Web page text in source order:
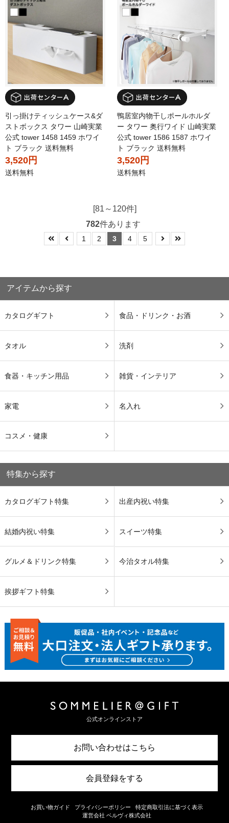
引っ掛けティッシュケース&ダ
ストボックス タワー 山崎実業
公式 tower 1458 1459 ホワイ
ト ブラック 送料無料
3,520円
送料無料
鴨居室内物干しポールホルダ
ー タワー 奥行ワイド 山崎実業
公式 tower 1586 1587 ホワイ
ト ブラック 送料無料
3,520円
送料無料
[81～120件]
782件あります
1 2 3 4 5
アイテムから探す
カタログギフト 食品・ドリンク・お酒
タオル 洗剤
食器・キッチン用品 雑貨・インテリア
家電 名入れ
コスメ・健康
特集から探す
カタログギフト特集 出産内祝い特集
結婚内祝い特集 スイーツ特集
グルメ＆ドリンク特集 今治タオル特集
挨拶ギフト特集
公式オンラインストア
お問い合わせはこちら
会員登録をする
お買い物ガイド プライバシーポリシー
特定商取引法に基づく表示
運営会社 ベルヴィ株式会社